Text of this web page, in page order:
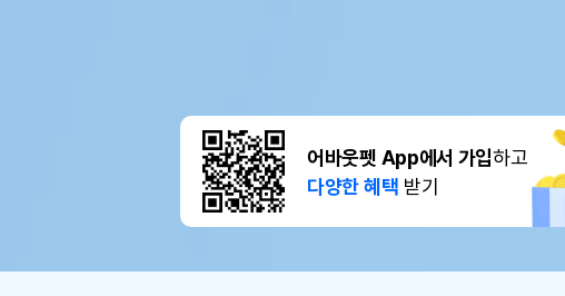
어바웃펫 App에서 가입하고
다양한 혜택 받기